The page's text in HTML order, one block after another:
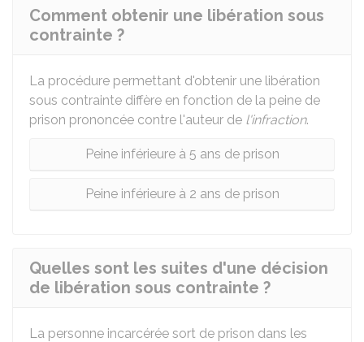
Comment obtenir une libération sous
contrainte ?
La procédure permettant d'obtenir une libération
sous contrainte diffère en fonction de la peine de
prison prononcée contre l'auteur de l'infraction.
Peine inférieure à 5 ans de prison
Peine inférieure à 2 ans de prison
Quelles sont les suites d'une décision
de libération sous contrainte ?
La personne incarcérée sort de prison dans les